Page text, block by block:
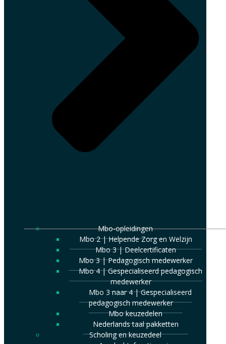
Mbo-opleidingen
Mbo 2 | Helpende Zorg en Welzijn
Mbo 3 | Deelcertificaten
Mbo 3 | Pedagogisch medewerker
Mbo 4 | Gespecialiseerd pedagogisch
medewerker
Mbo 3 naar 4 | Gespecialiseerd
pedagogisch medewerker
Mbo keuzedelen
Nederlands taal pakketten
Scholing en keuzedeel